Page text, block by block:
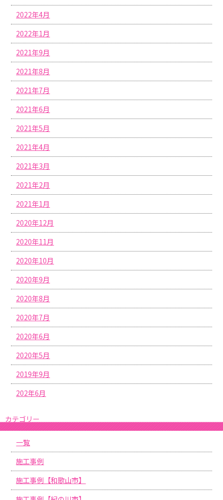
2022年4月
2022年1月
2021年9月
2021年8月
2021年7月
2021年6月
2021年5月
2021年4月
2021年3月
2021年2月
2021年1月
2020年12月
2020年11月
2020年10月
2020年9月
2020年8月
2020年7月
2020年6月
2020年5月
2019年9月
202年6月
カテゴリー
一覧
施工事例
施工事例【和歌山市】